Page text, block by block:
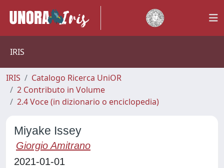
IRIS
IRIS
Catalogo Ricerca UniOR
2 Contributo in Volume
2.4 Voce (in dizionario o enciclopedia)
Miyake Issey
Giorgio Amitrano
2021-01-01